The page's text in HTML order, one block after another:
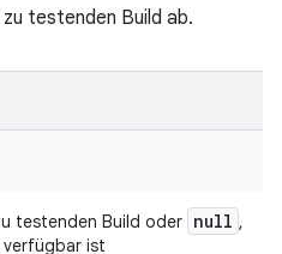
testenden Build ab.
testenden Build oder null ,
verfügbar ist